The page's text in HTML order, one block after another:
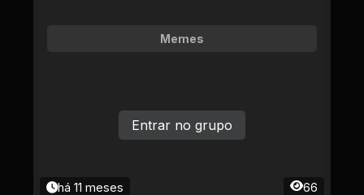
Memes
há 11 meses 66
Entrar no grupo